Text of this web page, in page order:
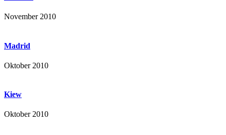
November 2010
Madrid
Oktober 2010
Kiew
Oktober 2010